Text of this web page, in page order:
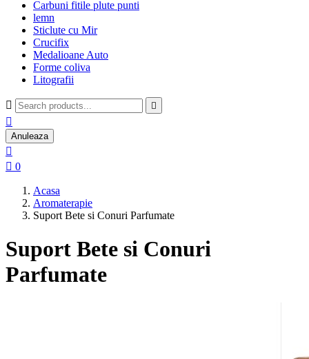
Carbuni fitile plute punti
lemn
Sticlute cu Mir
Crucifix
Medalioane Auto
Forme coliva
Litografii
 

Anuleaza

 0
Acasa
Aromaterapie
Suport Bete si Conuri Parfumate
Suport Bete si Conuri
Parfumate